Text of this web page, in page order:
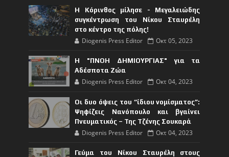
Η Κόρινθος μίλησε - Μεγαλειώδης
συγκέντρωση του Νίκου Σταυρέλη
στο κέντρο της πόλης!
Diogenis Press Editor Οκτ 05, 2023
Η "ΠΝΟΗ ΔΗΜΙΟΥΡΓΙΑΣ" για τα
Αδέσποτα Ζώα
Diogenis Press Editor Οκτ 04, 2023
Οι δυο όψεις του “ίδιου νομίσματος”:
Ψηφίζεις Νανόπουλο και βγαίνει
Πνευματικός – Της Τζένης Σουκαρά
Diogenis Press Editor Οκτ 04, 2023
Γεύμα του Νίκου Σταυρέλη στους